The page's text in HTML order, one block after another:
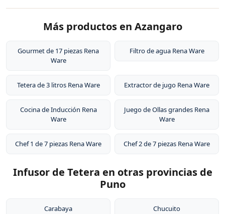
18/10, dos capas de aleación de aluminio para
aluminio puro. Este diseño permite cocinar a baja
alimentos.
inoxidable quirúrgico 18/10 (18% cromo, 10% níquel).
sustancias tóxicas, no altera el sabor de los alimentos y
es extremadamente duradero. Por eso tienen garantía
Más productos en Azangaro
Gourmet de 17 piezas Rena
Ware
Filtro de agua Rena Ware
Tetera de 3 litros Rena Ware Extractor de jugo Rena Ware
Cocina de Inducción Rena
Ware
Juego de Ollas grandes Rena
Ware
Chef 1 de 7 piezas Rena Ware Chef 2 de 7 piezas Rena Ware
Infusor de Tetera en otras provincias de
Puno
Carabaya Chucuito